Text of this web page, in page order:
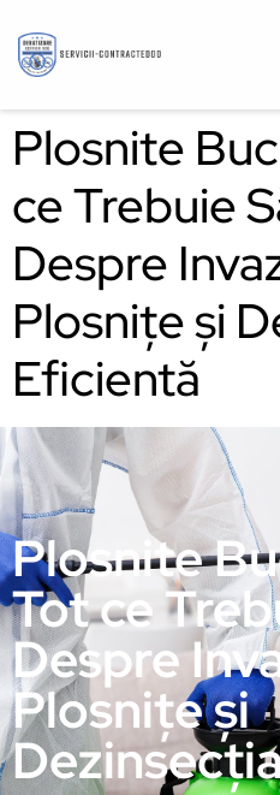
Plosnite
ce Trebuie
Despre
Plosnițe și
Eficientă
Plosnite
Tot ce
Despre
Plosnițe și